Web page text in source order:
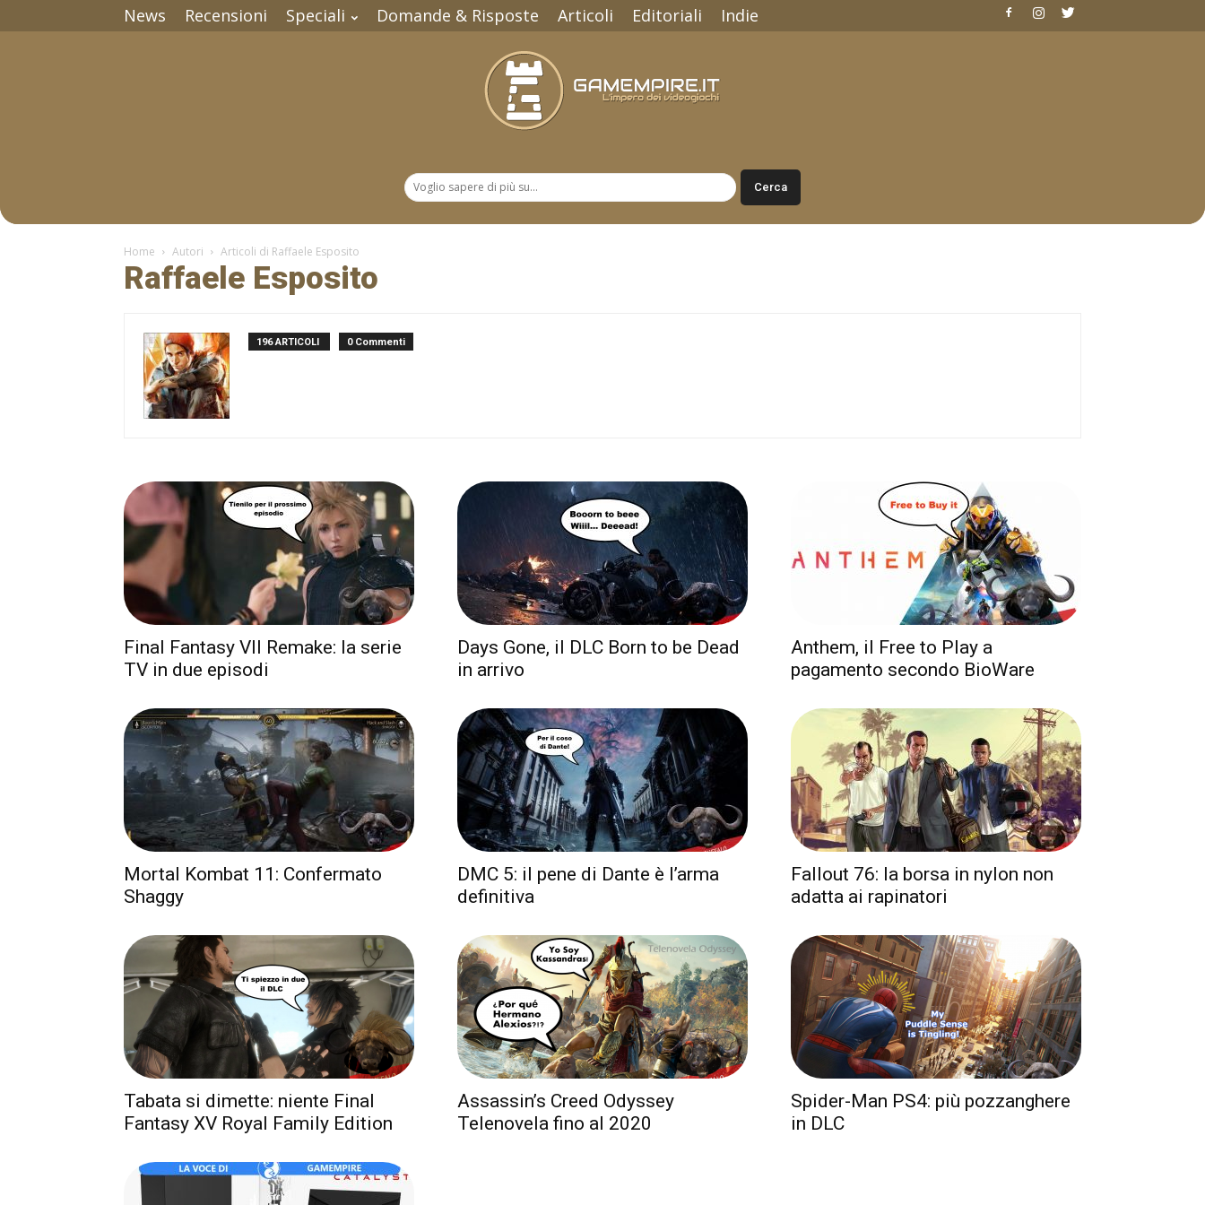
News Recensioni Speciali Domande & Risposte Articoli Editoriali Indie
Home Autori Articoli di Raffaele Esposito
Raffaele Esposito
196 ARTICOLI 0 Commenti
Final Fantasy VII Remake: la serie
TV in due episodi
Days Gone, il DLC Born to be Dead
in arrivo
Anthem, il Free to Play a
pagamento secondo BioWare
Mortal Kombat 11: Confermato
Shaggy
DMC 5: il pene di Dante è l’arma
definitiva
Fallout 76: la borsa in nylon non
adatta ai rapinatori
Tabata si dimette: niente Final
Fantasy XV Royal Family Edition
Assassin’s Creed Odyssey
Telenovela fino al 2020
Spider-Man PS4: più pozzanghere
in DLC